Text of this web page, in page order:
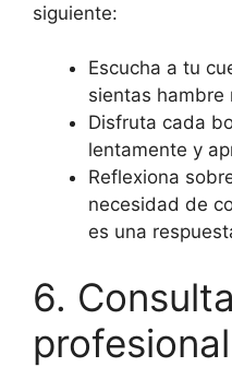
siguiente:
Escucha a tu
sientas hambre
Disfruta cada
lentamente y
Reflexiona
necesidad de
es una
6.
profesional